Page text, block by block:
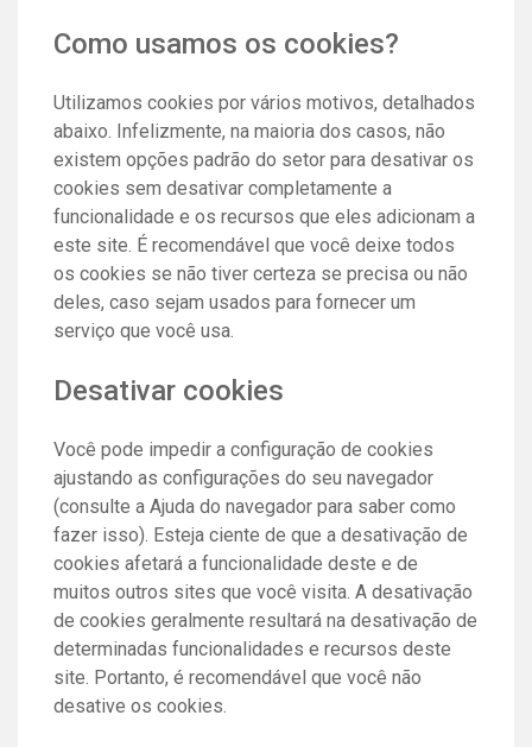
Como usamos os cookies?
Utilizamos cookies por vários motivos, detalhados
abaixo. Infelizmente, na maioria dos casos, não
existem opções padrão do setor para desativar os
cookies sem desativar completamente a
funcionalidade e os recursos que eles adicionam a
este site. É recomendável que você deixe todos
os cookies se não tiver certeza se precisa ou não
deles, caso sejam usados ​​para fornecer um
serviço que você usa.
Desativar cookies
Você pode impedir a configuração de cookies
ajustando as configurações do seu navegador
(consulte a Ajuda do navegador para saber como
fazer isso). Esteja ciente de que a desativação de
cookies afetará a funcionalidade deste e de
muitos outros sites que você visita. A desativação
de cookies geralmente resultará na desativação de
determinadas funcionalidades e recursos deste
site. Portanto, é recomendável que você não
desative os cookies.